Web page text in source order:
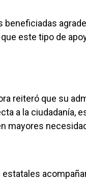
beneficiadas
este tipo de
reiteró que su
a la ciudadanía,
mayores